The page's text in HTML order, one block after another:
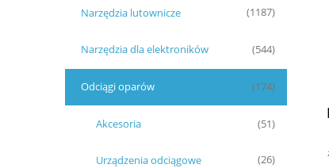
Narzędzia lutownicze (1187)
Narzędzia dla elektroników (544)
Odciągi oparów (174)
Akcesoria (51)
Urządzenia odciągowe (26)